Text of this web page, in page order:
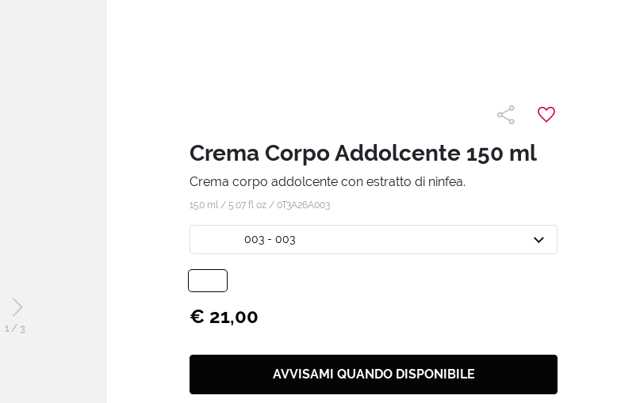
1 / 3
Crema Corpo Addolcente 150 ml
Crema corpo addolcente con estratto di ninfea.
150 ml / 5.07 fl oz / 0T3A26A003
003 - 003
€ 21,00
AVVISAMI QUANDO DISPONIBILE